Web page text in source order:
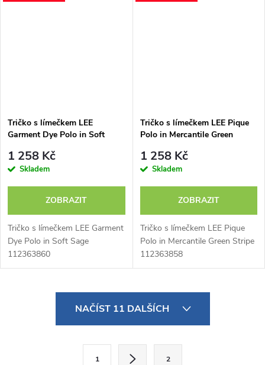
Tričko s límečkem LEE
Garment Dye Polo in Soft
1 258 Kč
Skladem
ZOBRAZIT
Tričko s límečkem LEE Garment
Dye Polo in Soft Sage
112363860
Tričko s límečkem LEE Pique
Polo in Mercantile Green
1 258 Kč
Skladem
ZOBRAZIT
Tričko s límečkem LEE Pique
Polo in Mercantile Green Stripe
112363858
NAČÍST 11 DALŠÍCH
1 2